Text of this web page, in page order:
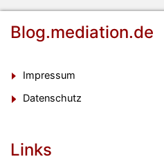
Blog.mediation.de
Impressum
Datenschutz
Links